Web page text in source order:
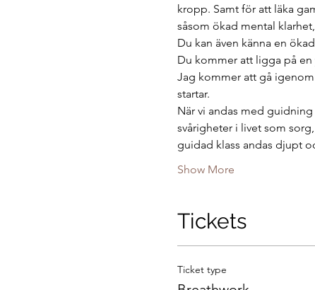
kropp. Samt för att läka
såsom ökad mental
Du kan även känna en
Du kommer att ligga på
Jag kommer att gå
startar.
När vi andas med
svårigheter i livet som
guidad klass andas djupt
Show More
Tickets
Ticket type